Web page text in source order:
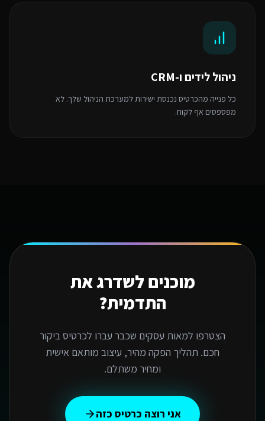
ניהול לידים ו-CRM
כל פנייה מהכרטיס נכנסת ישירות למערכת הניהול שלך. לא
מפספסים אף לקוח.
מוכנים לשדרג את
התדמית?
הצטרפו למאות עסקים שכבר עברו לכרטיס ביקור
חכם. תהליך הפקה מהיר, עיצוב מותאם אישית
ומחיר משתלם.
אני רוצה כרטיס כזה